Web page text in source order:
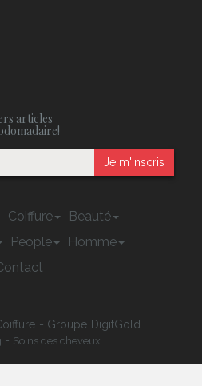
articles
Je m'inscris
Coiffure
Beauté
People
Homme
- Groupe DigitGold |
- Soins des cheveux